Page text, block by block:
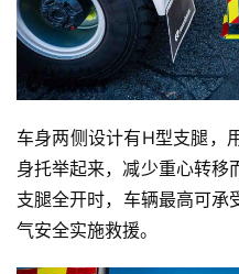
车身两侧设计有H型支腿，
身托举起来，减少重心转移
支腿全开时，车辆最高可
气安全实施救援。